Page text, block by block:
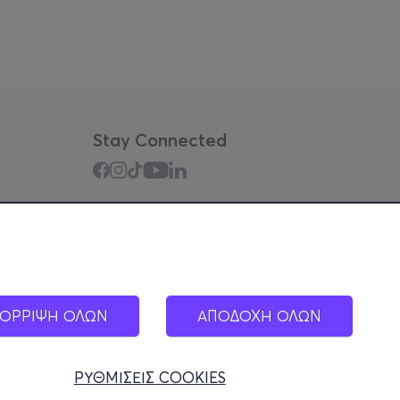
ΟΛΩΝ ΑΠΟΔΟΧΗ ΟΛΩΝ
ΡΥΘΜΙΣΕΙΣ COOKIES
Stay Connected